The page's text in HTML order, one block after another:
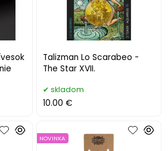
Talizman Lo Scarabeo -
The Star XVII.
skladom
10.00 €
NOVINKA